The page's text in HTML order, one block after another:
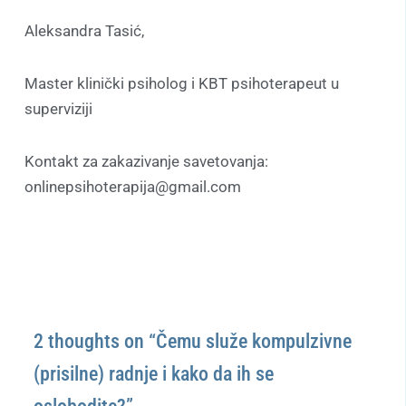
Aleksandra Tasić,
Master klinički psiholog i KBT psihoterapeut u
superviziji
Kontakt za zakazivanje savetovanja:
onlinepsihoterapija@gmail.com
2 thoughts on “Čemu služe kompulzivne
(prisilne) radnje i kako da ih se